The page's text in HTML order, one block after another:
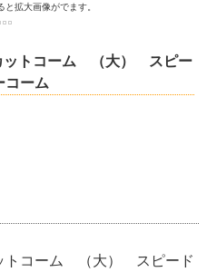
拡大画像がでます。
トコーム （大） スピー
コーム
コーム （大） スピード